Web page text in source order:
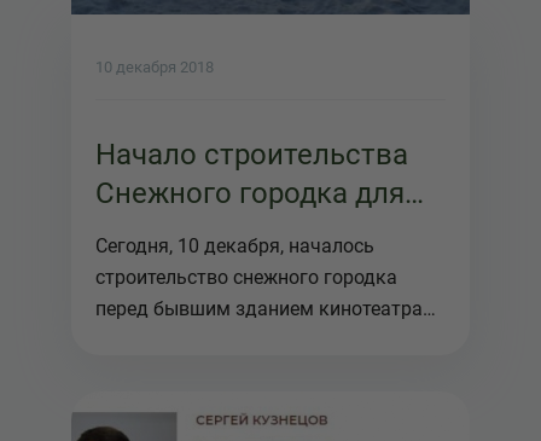
10 декабря 2018
Начало строительства
Снежного городка для
проекта Три толсятка
Сегодня, 10 декабря, началось
строительство снежного городка
перед бывшим зданием кинотеатра